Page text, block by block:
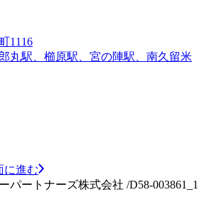
1116
丸駅、櫛原駅、宮の陣駅、南久留米
に進む
パートナーズ株式会社 /D58-003861_1